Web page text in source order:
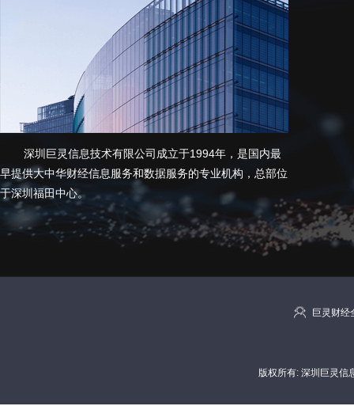
深圳巨灵信息技术有限公司成立于1994年，是国内最
早提供大中华财经信息服务和数据服务的专业机构，总部位
于深圳福田中心。
巨灵财
版权所有: 深圳巨灵